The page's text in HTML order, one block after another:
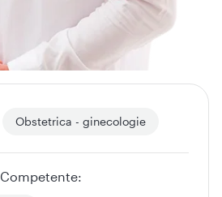
Obstetrica - ginecologie
Competente: